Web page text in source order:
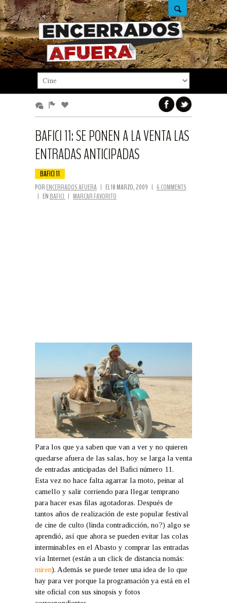
BAFICI 11: SE PONEN A LA VENTA LAS
ENTRADAS ANTICIPADAS
BAFICI 11
POR ENCERRADOS AFUERA | EL 18 MARZO, 2009 | 6 COMMENTS
| EN BAFICI | MARCAR FAVORITO
Para los que ya saben que van a ver y no quieren
quedarse afuera de las salas, hoy se larga la venta
de entradas anticipadas del Bafici número 11.
Esta vez no hace falta agarrar la moto, peinar al
camello y salir corriendo para llegar temprano
para hacer esas filas agotadoras. Después de
tantos años de realización de este popular festival
de cine de culto (linda contradicción, no?) algo se
aprendió, así que ahora se pueden evitar las colas
interminables en el Abasto y comprar las entradas
vía Internet (están a un click de distancia nomás:
miren). Además se puede tener una idea de lo que
hay para ver porque la programación ya está en el
site oficial con sus sinopsis y fotos